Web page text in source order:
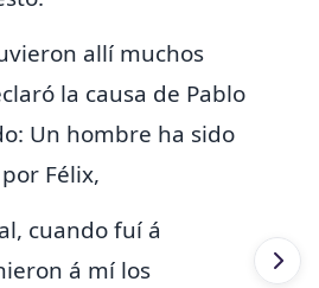
allí muchos
la causa de Pablo
Un hombre ha sido
Félix,
cuando fuí á
á mí los